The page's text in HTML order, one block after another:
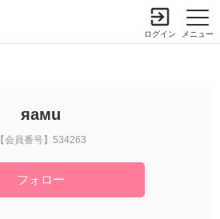
メニュー
ログイン
яамu
【会員番号】534263
フォロー